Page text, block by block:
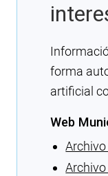
forma
artificial
Web